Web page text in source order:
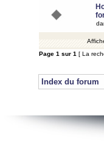
Page 1 sur 1 [ La
Index du forum